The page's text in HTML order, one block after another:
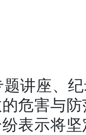
讲座、
危害与
表示将